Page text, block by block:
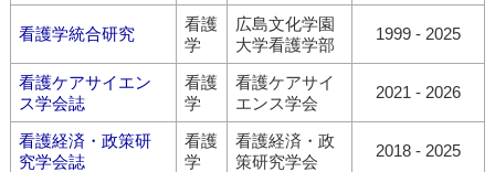
看護学統合研究
看護
学
広島文化学園
大学看護学部
1999 - 2025
看護ケアサイエン
ス学会誌
看護
学
看護ケアサイ
エンス学会
2021 - 2026
看護経済・政策研
究学会誌
看護
学
看護経済・政
策研究学会
2018 - 2025